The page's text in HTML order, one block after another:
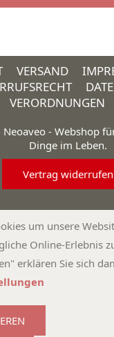
VERSAND
VERORDNUNGEN
- Webshop
Dinge im Leben.
Vertrag widerrufen
um unsere
Online-Erlebnis
erklären Sie sich